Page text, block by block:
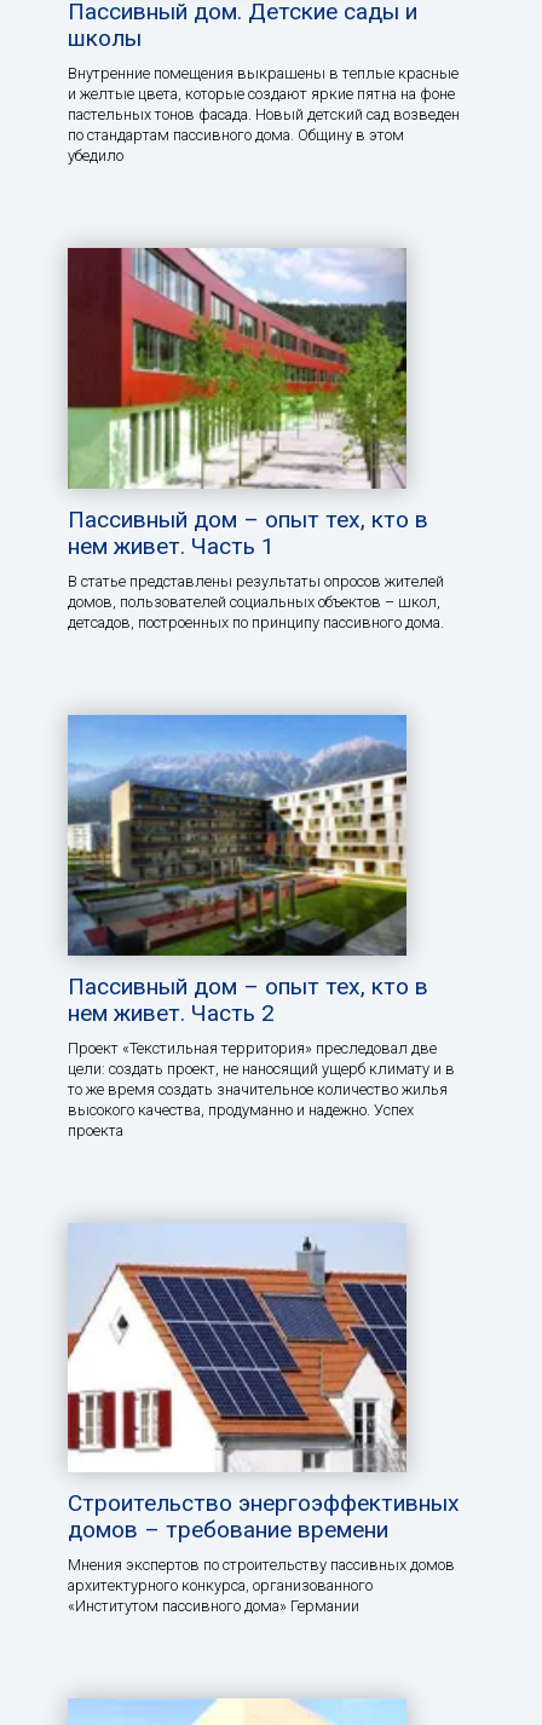
Пассивный дом. Детские сады и
школы
Внутренние помещения выкрашены в теплые красные
и желтые цвета, которые создают яркие пятна на фоне
пастельных тонов фасада. Новый детский сад возведен
по стандартам пассивного дома. Общину в этом
убедило
Пассивный дом – опыт тех, кто в
нем живет. Часть 1
В статье представлены результаты опросов жителей
домов, пользователей социальных объектов – школ,
детсадов, построенных по принципу пассивного дома.
Пассивный дом – опыт тех, кто в
нем живет. Часть 2
Проект «Текстильная территория» преследовал две
цели: создать проект, не наносящий ущерб климату и в
то же время создать значительное количество жилья
высокого качества, продуманно и надежно. Успех
проекта
Строительство энергоэффективных
домов – требование времени
Мнения экспертов по строительству пассивных домов
архитектурного конкурса, организованного
«Институтом пассивного дома» Германии